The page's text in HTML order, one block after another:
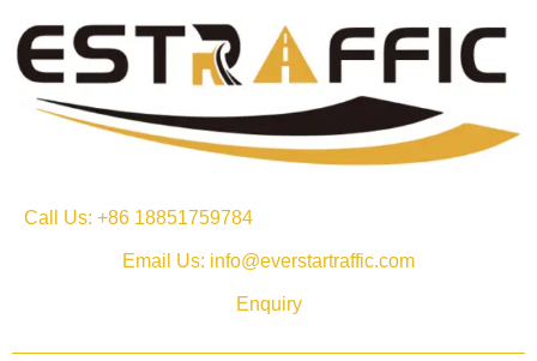
Call Us: +86 18851759784
Email Us: info@everstartraffic.com
Enquiry